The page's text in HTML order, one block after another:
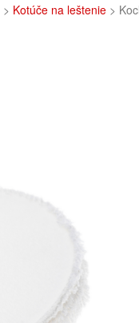
> Kotúče na leštenie >